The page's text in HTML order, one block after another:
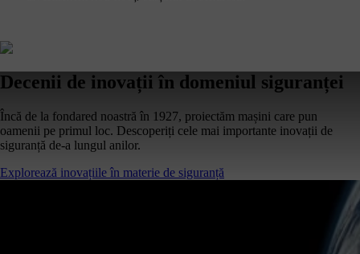
Decenii de inovații în domeniul siguranței
Încă de la fondared noastră în 1927, proiectăm mașini care pun
oamenii pe primul loc. Descoperiți cele mai importante inovații de
siguranță de-a lungul anilor.
Explorează inovațiile în materie de siguranță